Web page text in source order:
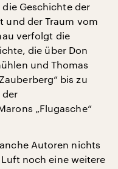
Geschichte der
und der Traum vom
verfolgt die
die über Don
und Thomas
bis zu
der
„Flugasche“
Autoren nichts
noch eine weitere